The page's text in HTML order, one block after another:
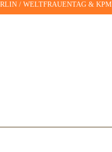
/ WELTFRAUENTAG & KPM